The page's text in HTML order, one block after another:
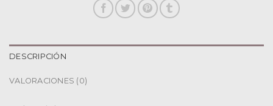
DESCRIPCIÓN
VALORACIONES (0)